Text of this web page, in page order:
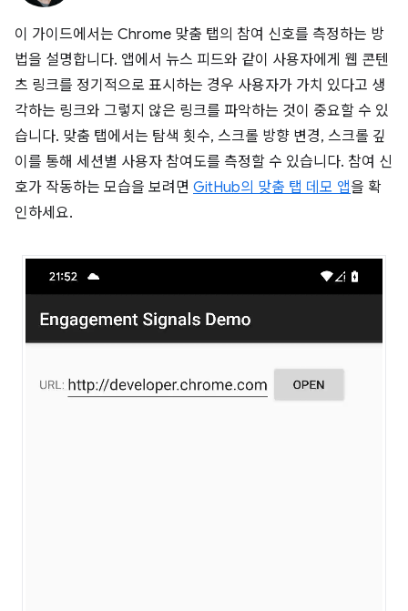
이 가이드에서는 Chrome 맞춤 탭의 참여 신호를 측정하는 방
법을 설명합니다. 앱에서 뉴스 피드와 같이 사용자에게 웹 콘텐
츠 링크를 정기적으로 표시하는 경우 사용자가 가치 있다고 생
각하는 링크와 그렇지 않은 링크를 파악하는 것이 중요할 수 있
습니다. 맞춤 탭에서는 탐색 횟수, 스크롤 방향 변경, 스크롤 깊
이를 통해 세션별 사용자 참여도를 측정할 수 있습니다. 참여 신
호가 작동하는 모습을 보려면 GitHub의 맞춤 탭 데모 앱을 확
인하세요.